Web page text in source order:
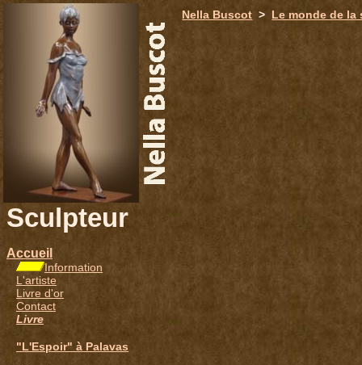
Sculpteur
Accueil
Information
L'artiste
Livre d'or
Contact
Livre
"L'Espoir" à Palavas
Nella Buscot > Le monde de la